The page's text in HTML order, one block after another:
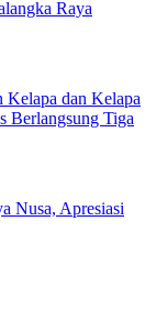
Raya
dan Kelapa
Berlangsung Tiga
Nusa, Apresiasi